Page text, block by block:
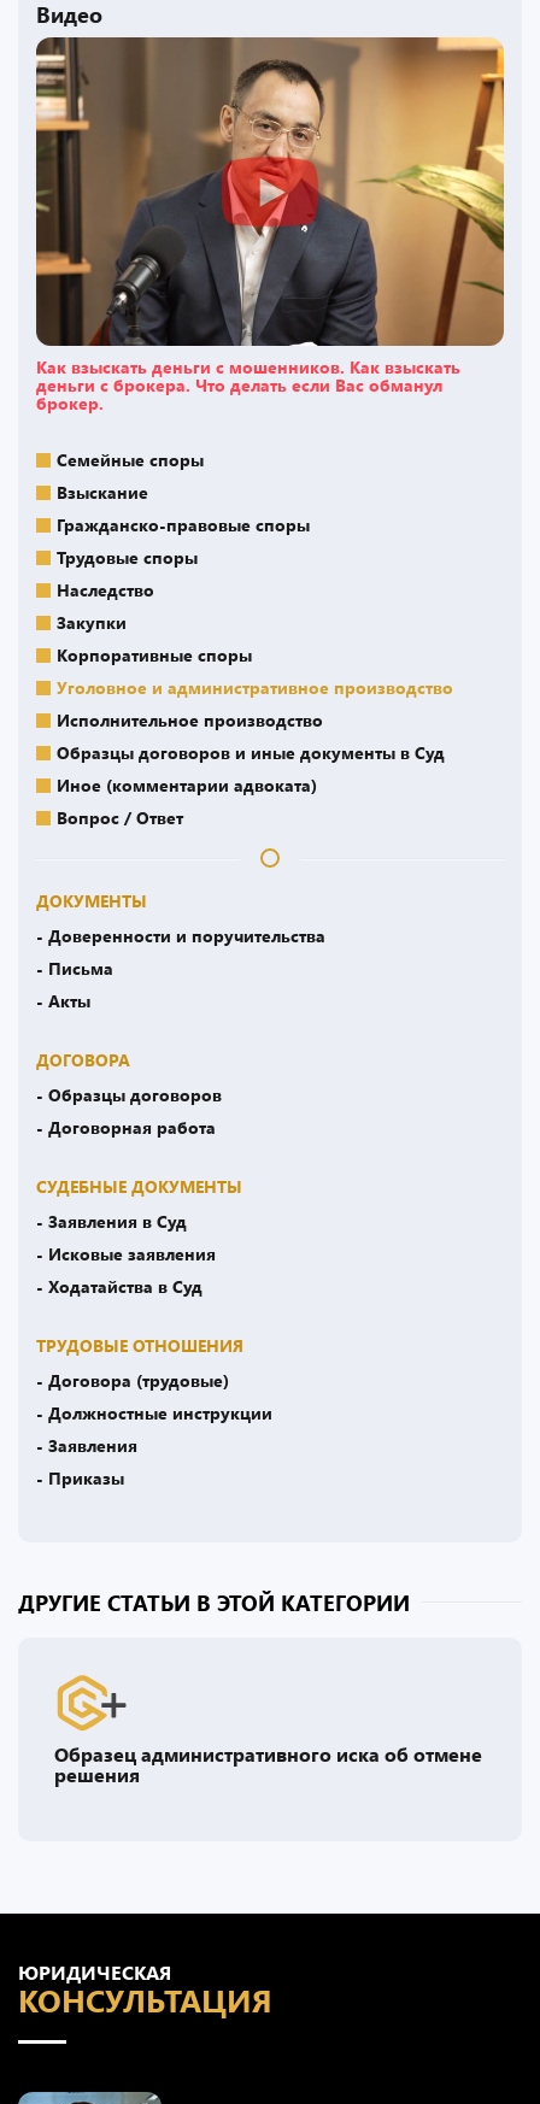
Видео
Как взыскать деньги с мошенников. Как взыскать
деньги с брокера. Что делать если Вас обманул
брокер.
Семейные споры
Взыскание
Гражданско-правовые споры
Трудовые споры
Наследство
Закупки
Корпоративные споры
Уголовное и административное производство
Исполнительное производство
Образцы договоров и иные документы в Суд
Иное (комментарии адвоката)
Вопрос / Ответ
ДОКУМЕНТЫ
- Доверенности и поручительства
- Письма
- Акты
ДОГОВОРА
- Образцы договоров
- Договорная работа
СУДЕБНЫЕ ДОКУМЕНТЫ
- Заявления в Суд
- Исковые заявления
- Ходатайства в Суд
ТРУДОВЫЕ ОТНОШЕНИЯ
- Договора (трудовые)
- Должностные инструкции
- Заявления
- Приказы
ДРУГИЕ СТАТЬИ В ЭТОЙ КАТЕГОРИИ
Образец административного иска об отмене
решения
ЮРИДИЧЕСКАЯ
КОНСУЛЬТАЦИЯ